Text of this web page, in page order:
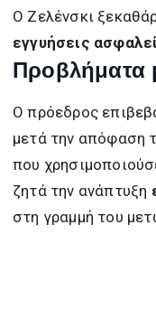
Ο Ζελένσκι
εγγυήσεις
Προβλήματα
Ο πρόεδρος
μετά την απόφαση
που
ζητά την ανάπτυξη
στη γραμμή του